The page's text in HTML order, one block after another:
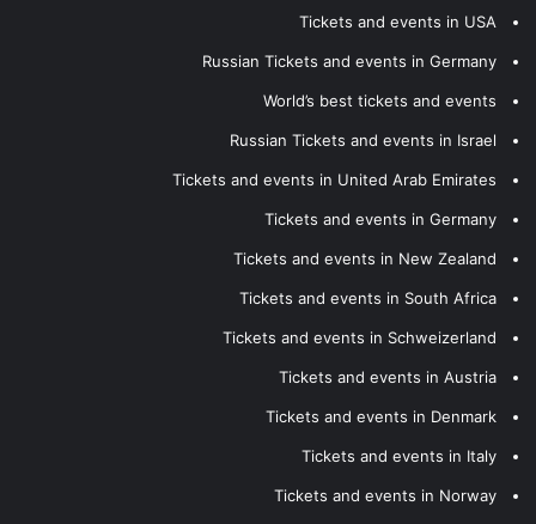
Tickets and events in USA
Russian Tickets and events in Germany
World’s best tickets and events
Russian Tickets and events in Israel
Tickets and events in United Arab Emirates
Tickets and events in Germany
Tickets and events in New Zealand
Tickets and events in South Africa
Tickets and events in Schweizerland
Tickets and events in Austria
Tickets and events in Denmark
Tickets and events in Italy
Tickets and events in Norway